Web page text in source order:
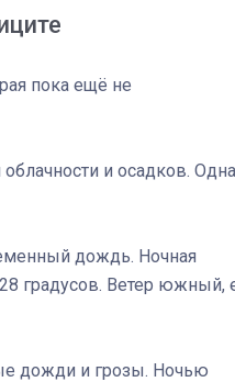
пока ещё не
и осадков.
дождь. Ночная
градусов. Ветер южный,
дожди и грозы. Ночью